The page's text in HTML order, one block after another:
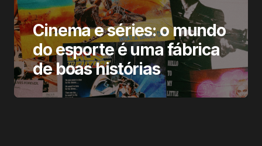
Cinema e séries: o mundo
do esporte é uma fábrica
de boas histórias